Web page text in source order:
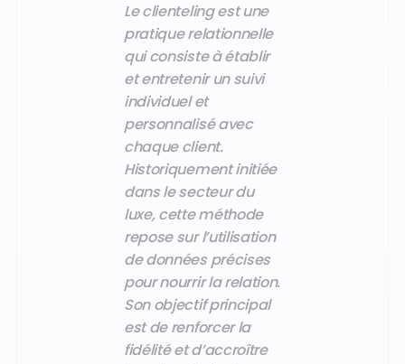
Le clienteling est une
pratique relationnelle
qui consiste à établir
et entretenir un suivi
individuel et
personnalisé avec
chaque client.
Historiquement initiée
dans le secteur du
luxe, cette méthode
repose sur l’utilisation
de données précises
pour nourrir la relation.
Son objectif principal
est de renforcer la
fidélité et d’accroître